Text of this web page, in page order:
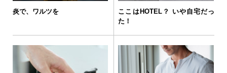
炎で、ワルツを
ここはHOTEL？ いや自宅だっ
た！